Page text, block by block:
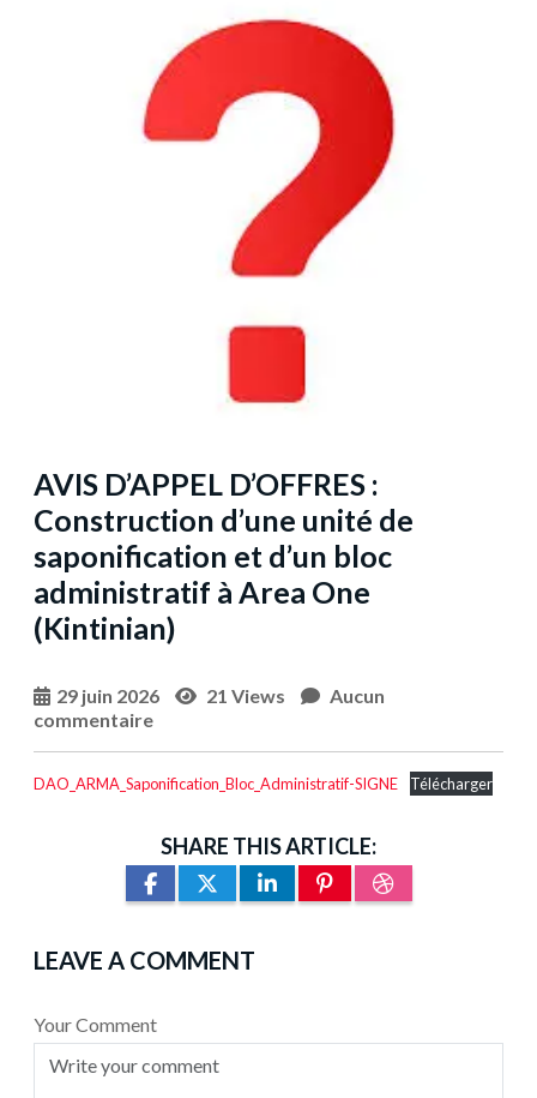
AVIS D’APPEL D’OFFRES :
Construction d’une unité de
saponification et d’un bloc
administratif à Area One
(Kintinian)
29 juin 2026 21 Views
Aucun
commentaire
DAO_ARMA_Saponification_Bloc_Administratif-SIGNE Télécharger
SHARE THIS ARTICLE:
LEAVE A COMMENT
Your Comment